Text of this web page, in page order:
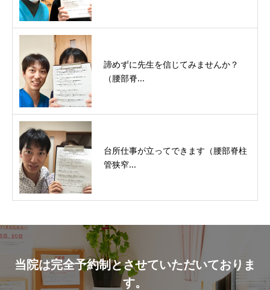
諦めずに先生を信じてみませんか？
（腰部脊...
台所仕事が立ってできます（腰部脊柱
管狭窄...
当院は完全予約制とさせていただいておりま
す。